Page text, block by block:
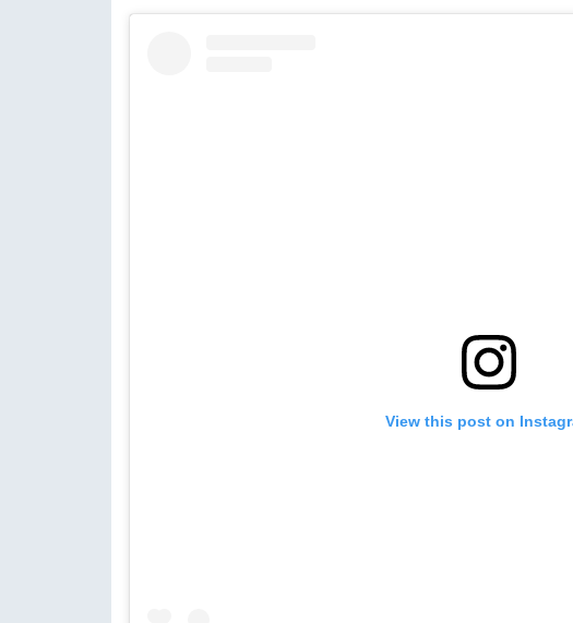
View this post on